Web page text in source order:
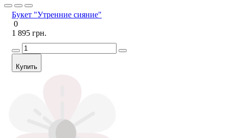
Букет "Утренние сияние"
0
1 895 грн.
Купить